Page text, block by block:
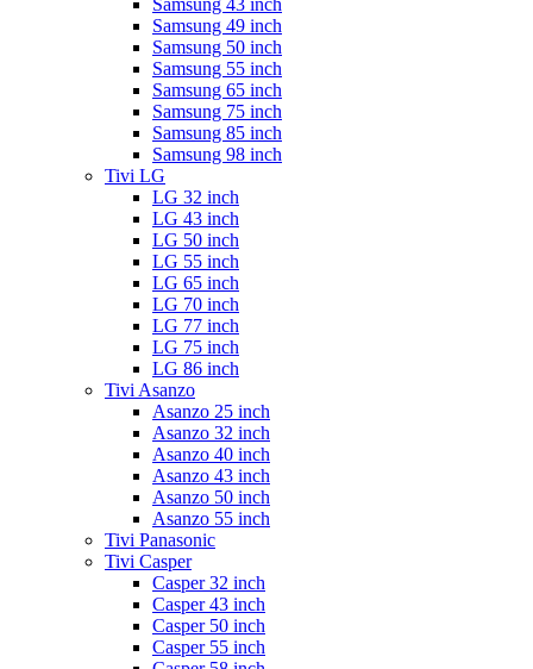
Samsung 49 inch
Samsung 50 inch
Samsung 55 inch
Samsung 65 inch
Samsung 75 inch
Samsung 85 inch
Samsung 98 inch
Tivi LG
LG 32 inch
LG 43 inch
LG 50 inch
LG 55 inch
LG 65 inch
LG 70 inch
LG 77 inch
LG 75 inch
LG 86 inch
Tivi Asanzo
Asanzo 25 inch
Asanzo 32 inch
Asanzo 40 inch
Asanzo 43 inch
Asanzo 50 inch
Asanzo 55 inch
Tivi Panasonic
Tivi Casper
Casper 32 inch
Casper 43 inch
Casper 50 inch
Casper 55 inch